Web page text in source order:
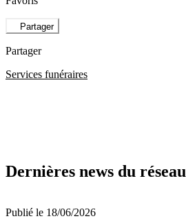
Partager
Partager
Services funéraires
Dernières news du réseau
Publié le 18/06/2026